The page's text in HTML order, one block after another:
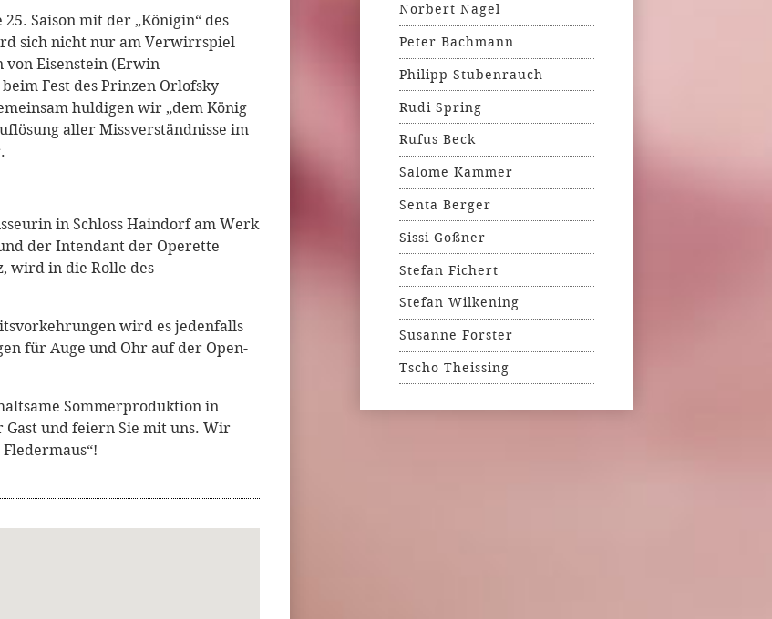
Saison mit der „Königin“ des
sich nicht nur am Verwirrspiel
von Eisenstein (Erwin
Fest des Prinzen Orlofsky
huldigen wir „dem König
aller Missverständnisse im
in Schloss Haindorf am Werk
der Intendant der Operette
wird in die Rolle des
wird es jedenfalls
für Auge und Ohr auf der Open-
Sommerproduktion in
Gast und feiern Sie mit uns. Wir
Norbert Nagel
Peter Bachmann
Philipp Stubenrauch
Rudi Spring
Rufus Beck
Salome Kammer
Senta Berger
Sissi Goßner
Stefan Fichert
Stefan Wilkening
Susanne Forster
Tscho Theissing